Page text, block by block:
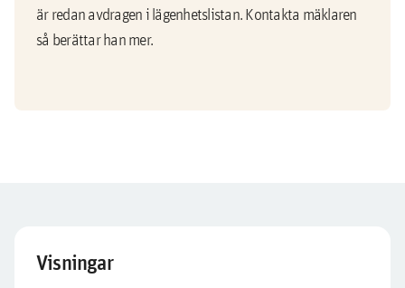
är redan avdragen i lägenhetslistan. Kontakta mäklaren
så berättar han mer.
Visningar